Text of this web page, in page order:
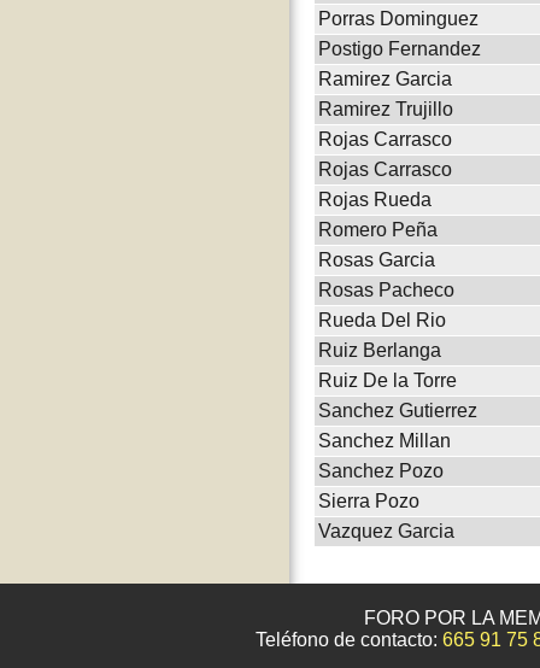
Porras Dominguez
Postigo Fernandez
Ramirez Garcia
Ramirez Trujillo
Rojas Carrasco
Rojas Carrasco
Rojas Rueda
Romero Peña
Rosas Garcia
Rosas Pacheco
Rueda Del Rio
Ruiz Berlanga
Ruiz De la Torre
Sanchez Gutierrez
Sanchez Millan
Sanchez Pozo
Sierra Pozo
Vazquez Garcia
FORO POR LA
Teléfono de contacto: 665 91 75